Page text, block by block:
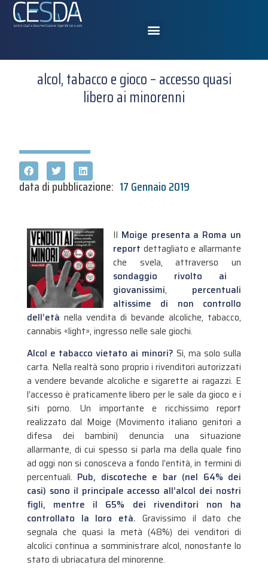
alcol, tabacco e gioco – accesso quasi
libero ai minorenni
data di pubblicazione: 17 Gennaio 2019
Il Moige presenta a Roma un
report dettagliato e allarmante
che svela, attraverso un
sondaggio rivolto ai
giovanissimi, percentuali
altissime di non controllo
dell’età nella vendita di bevande alcoliche, tabacco,
cannabis «light», ingresso nelle sale giochi.
Alcol e tabacco vietato ai minori? Sì, ma solo sulla
carta. Nella realtà sono proprio i rivenditori autorizzati
a vendere bevande alcoliche e sigarette ai ragazzi. E
l’accesso è praticamente libero per le sale da gioco e i
siti porno. Un importante e ricchissimo report
realizzato dal Moige (Movimento italiano genitori a
difesa dei bambini) denuncia una situazione
allarmante, di cui spesso si parla ma della quale fino
ad oggi non si conosceva a fondo l’entità, in termini di
percentuali. Pub, discoteche e bar (nel 64% dei
casi) sono il principale accesso all’alcol dei nostri
figli, mentre il 65% dei rivenditori non ha
controllato la loro età. Gravissimo il dato che
segnala che quasi la metà (48%) dei venditori di
alcolici continua a somministrare alcol, nonostante lo
stato di ubriacatura del minorenne.